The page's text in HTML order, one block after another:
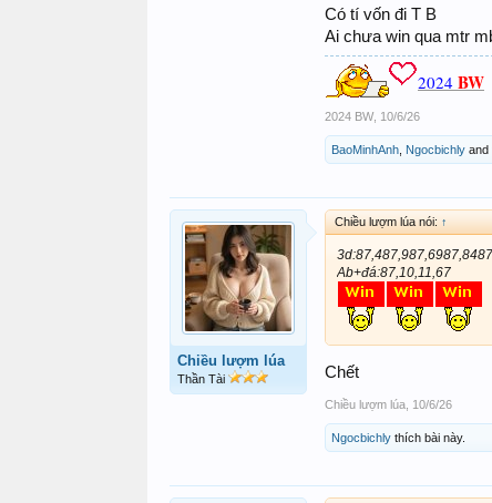
Có tí vốn đi T B
Ai chưa win qua mtr
2024 BW
2024 BW 10/6/26
BaoMinhAnh Ngocbichly and
Chiều lượm lúa
Thần Tài
Chiều lượm lúa nói: ↑
3d:87,487,987,6987,8487
Ab+đá:87,10,11,67
Chết
Chiều lượm lúa 10/6/26
Ngocbichly thích bài này.